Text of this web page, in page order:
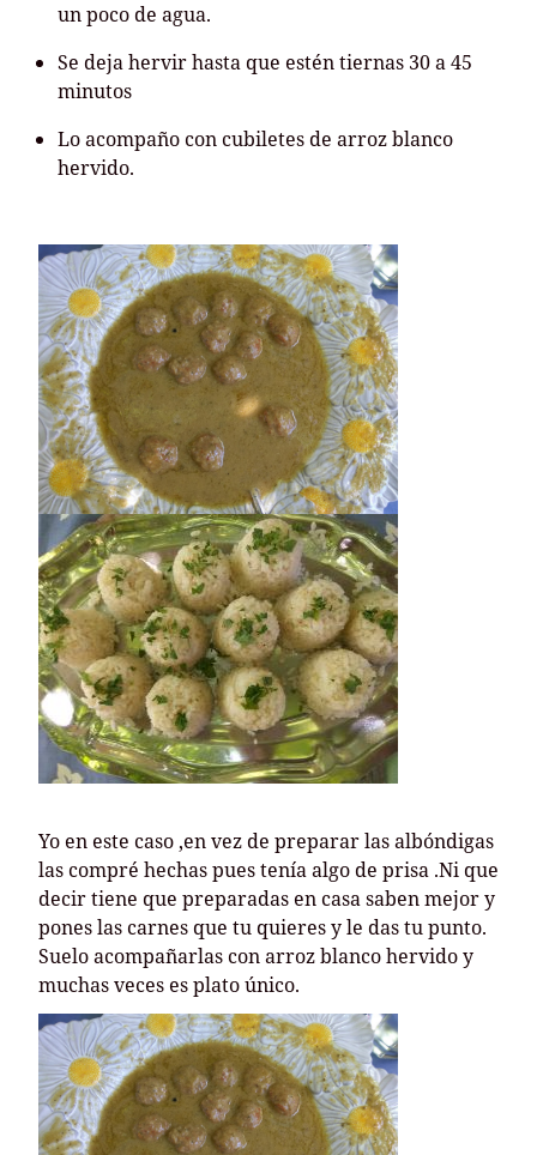
un poco de agua.
Se deja hervir hasta que estén tiernas 30 a 45
minutos
Lo acompaño con cubiletes de arroz blanco
hervido.
Yo en este caso ,en vez de preparar las albóndigas
las compré hechas pues tenía algo de prisa .Ni que
decir tiene que preparadas en casa saben mejor y
pones las carnes que tu quieres y le das tu punto.
Suelo acompañarlas con arroz blanco hervido y
muchas veces es plato único.